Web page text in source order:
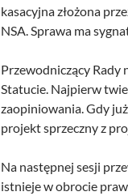
kasacyjna złożona
NSA. Sprawa ma
Przewodniczący Rady
Statucie. Najpierw
zaopiniowania. Gdy
projekt sprzeczny z
Na następnej sesji
istnieje w obrocie